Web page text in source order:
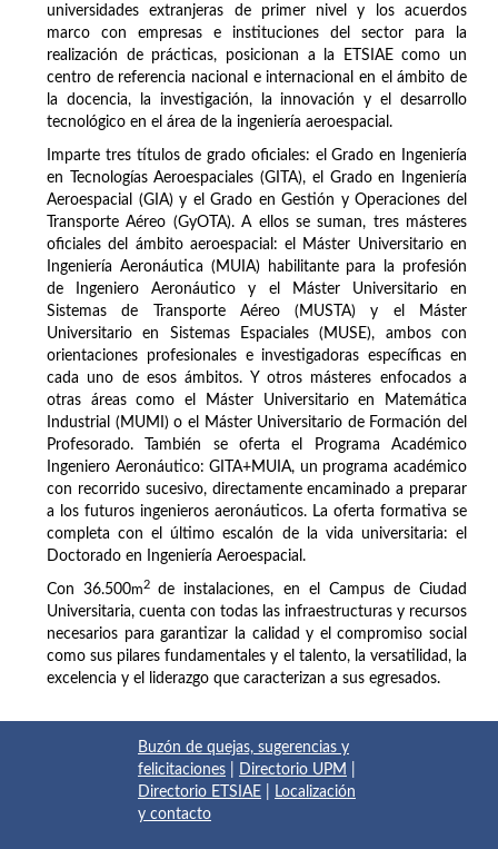
universidades extranjeras de primer nivel y los acuerdos
marco con empresas e instituciones del sector para la
realización de prácticas, posicionan a la ETSIAE como un
centro de referencia nacional e internacional en el ámbito de
la docencia, la investigación, la innovación y el desarrollo
tecnológico en el área de la ingeniería aeroespacial.
Imparte tres títulos de grado oficiales: el Grado en Ingeniería
en Tecnologías Aeroespaciales (GITA), el Grado en Ingeniería
Aeroespacial (GIA) y el Grado en Gestión y Operaciones del
Transporte Aéreo (GyOTA). A ellos se suman, tres másteres
oficiales del ámbito aeroespacial: el Máster Universitario en
Ingeniería Aeronáutica (MUIA) habilitante para la profesión
de Ingeniero Aeronáutico y el Máster Universitario en
Sistemas de Transporte Aéreo (MUSTA) y el Máster
Universitario en Sistemas Espaciales (MUSE), ambos con
orientaciones profesionales e investigadoras específicas en
cada uno de esos ámbitos. Y otros másteres enfocados a
otras áreas como el Máster Universitario en Matemática
Industrial (MUMI) o el Máster Universitario de Formación del
Profesorado. También se oferta el Programa Académico
Ingeniero Aeronáutico: GITA+MUIA, un programa académico
con recorrido sucesivo, directamente encaminado a preparar
a los futuros ingenieros aeronáuticos. La oferta formativa se
completa con el último escalón de la vida universitaria: el
Doctorado en Ingeniería Aeroespacial.
Con 36.500m2
de instalaciones, en el Campus de Ciudad
Universitaria, cuenta con todas las infraestructuras y recursos
necesarios para garantizar la calidad y el compromiso social
como sus pilares fundamentales y el talento, la versatilidad, la
excelencia y el liderazgo que caracterizan a sus egresados.
Buzón de quejas, sugerencias y
felicitaciones
Directorio UPM
Directorio ETSIAE
Localización
y contacto